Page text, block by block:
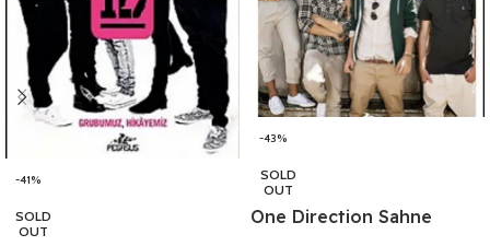
-41%
SOLD
OUT
-43%
SOLD
OUT
One Direction Sahne